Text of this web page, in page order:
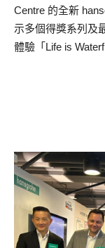
Centre 的全新
示多個得獎系列及
體驗「Life is